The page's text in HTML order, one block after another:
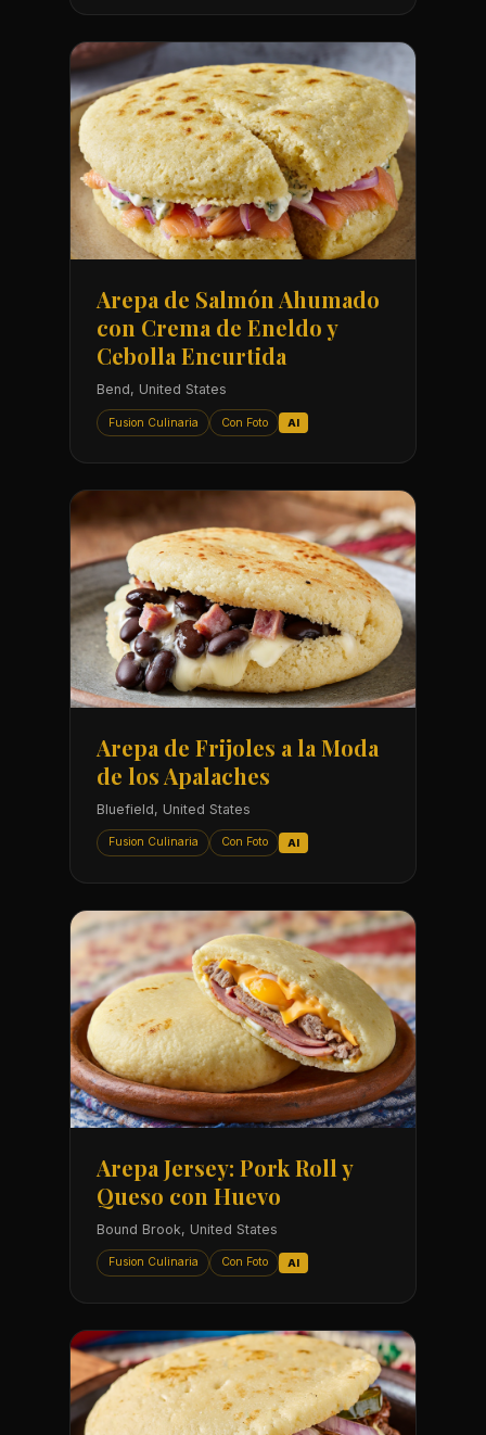
Arepa de Salmón Ahumado
con Crema de Eneldo y
Cebolla Encurtida
Bend, United States
Fusion Culinaria Con Foto AI
Arepa de Frijoles a la Moda
de los Apalaches
Bluefield, United States
Fusion Culinaria Con Foto AI
Arepa Jersey: Pork Roll y
Queso con Huevo
Bound Brook, United States
Fusion Culinaria Con Foto AI